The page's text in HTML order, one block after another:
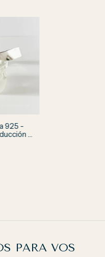
925 -
a
PARA VOS